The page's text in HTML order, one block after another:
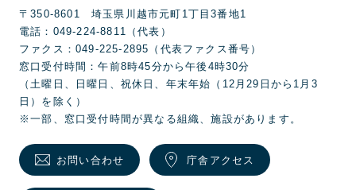
〒350-8601 埼玉県川越市元町1丁目3番地1
電話：049-224-8811（代表）
ファクス：049-225-2895（代表ファクス番号）
窓口受付時間：午前8時45分から午後4時30分
（土曜日、日曜日、祝休日、年末年始（12月29日から1月3
日）を除く）
※一部、窓口受付時間が異なる組織、施設があります。
お問い合わせ 庁舎アクセス